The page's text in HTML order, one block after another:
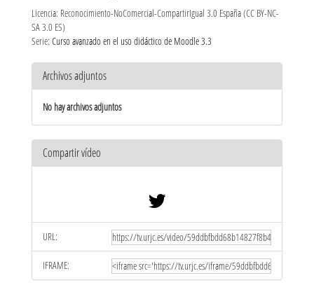
Licencia: Reconocimiento-NoComercial-CompartirIgual 3.0 España (CC BY-NC-
SA 3.0 ES)
Serie: Curso avanzado en el uso didáctico de Moodle 3.3
Archivos adjuntos
No hay archivos adjuntos
Compartir vídeo
URL:
IFRAME: